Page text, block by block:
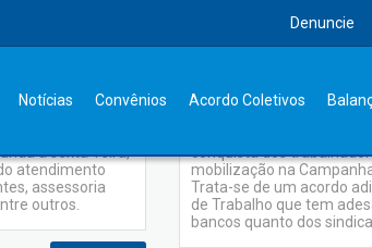
Denuncie
Notícias Convênios Acordo Coletivos
a sexta-feira,
atendimento
assessoria
outros.
conquista dos
mobilização na
Trata-se de um acordo
de Trabalho que tem
bancos quanto dos